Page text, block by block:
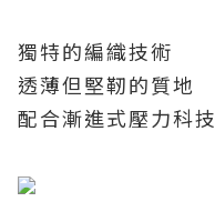
獨特的編織技術
透薄但堅靭的質地
配合漸進式壓力科技